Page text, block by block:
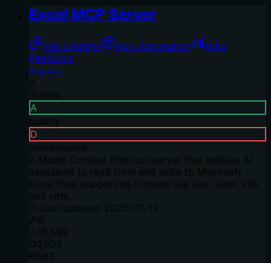
Excel MCP Server
File Systems App Automation
Data
Platforms
negokaz
A
license
A
quality
D
maintenance
A Model Context Protocol server that enables AI
assistants to read from and write to Microsoft
Excel files, supporting formats like xlsx, xlsm, xltx,
and xltm.
Last updated 2025-07-19
6
15,599
1,003
MIT